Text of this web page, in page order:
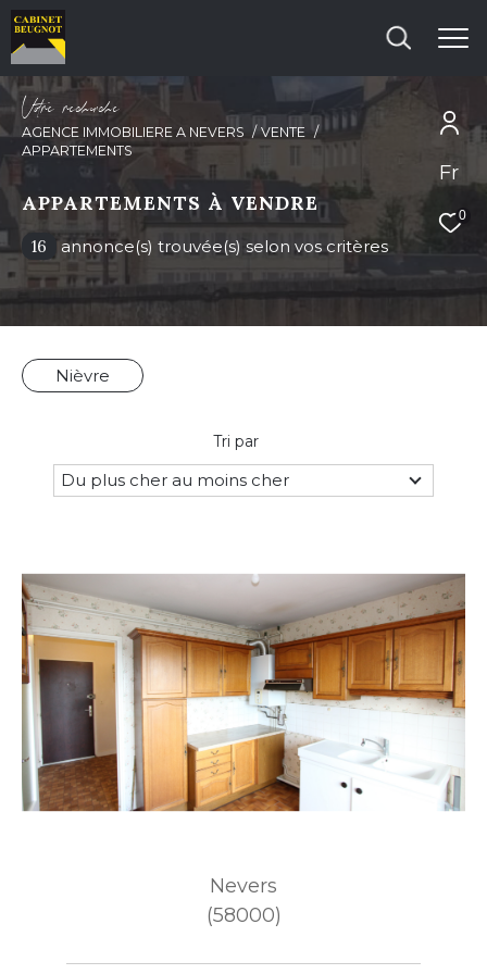
Fr
0
Vore recece
AGENCE IMMOBILIERE A NEVERS
VENTE
APPARTEMENTS
APPARTEMENTS À VENDRE
16 annonce(s) trouvée(s) selon vos critères
Nièvre
Tri par
Du plus cher au moins cher
Nevers
(58000)
Effectuer une recherche
et trouver le bien qui correspond à vos
critères
Type d'offre
Type de bien
Budget
Pièces
1 2 3 4 5+
Ville
Surface
SUPPLÉMENTAIRES